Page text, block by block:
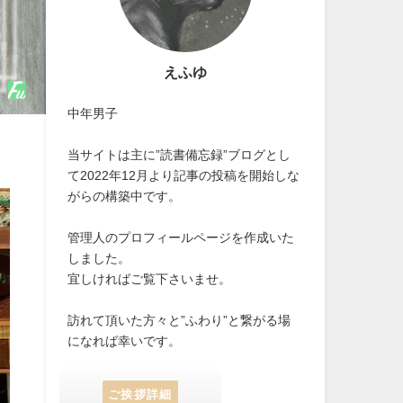
えふゆ
中年男子
当サイトは主に”読書備忘録”ブログとし
て2022年12月より記事の投稿を開始しな
がらの構築中です。
管理人のプロフィールページを作成いた
しました。
宜しければご覧下さいませ。
訪れて頂いた方々と”ふわり”と繋がる場
になれば幸いです。
ご挨拶詳細